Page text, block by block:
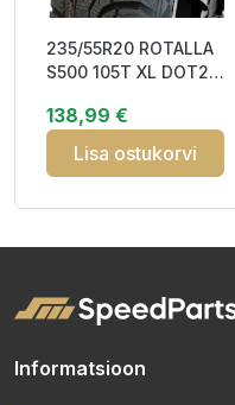
235/55R20 ROTALLA
S500 105T XL DOT23
138,99 €
Lisa ostukorvi
Informatsioon